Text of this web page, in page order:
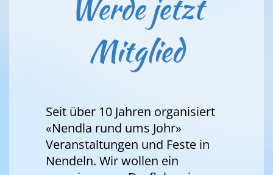
Werde jetzt
Mitglied
Seit über 10 Jahren organisiert
«Nendla rund ums Johr»
Veranstaltungen und Feste in
Nendeln. Wir wollen ein